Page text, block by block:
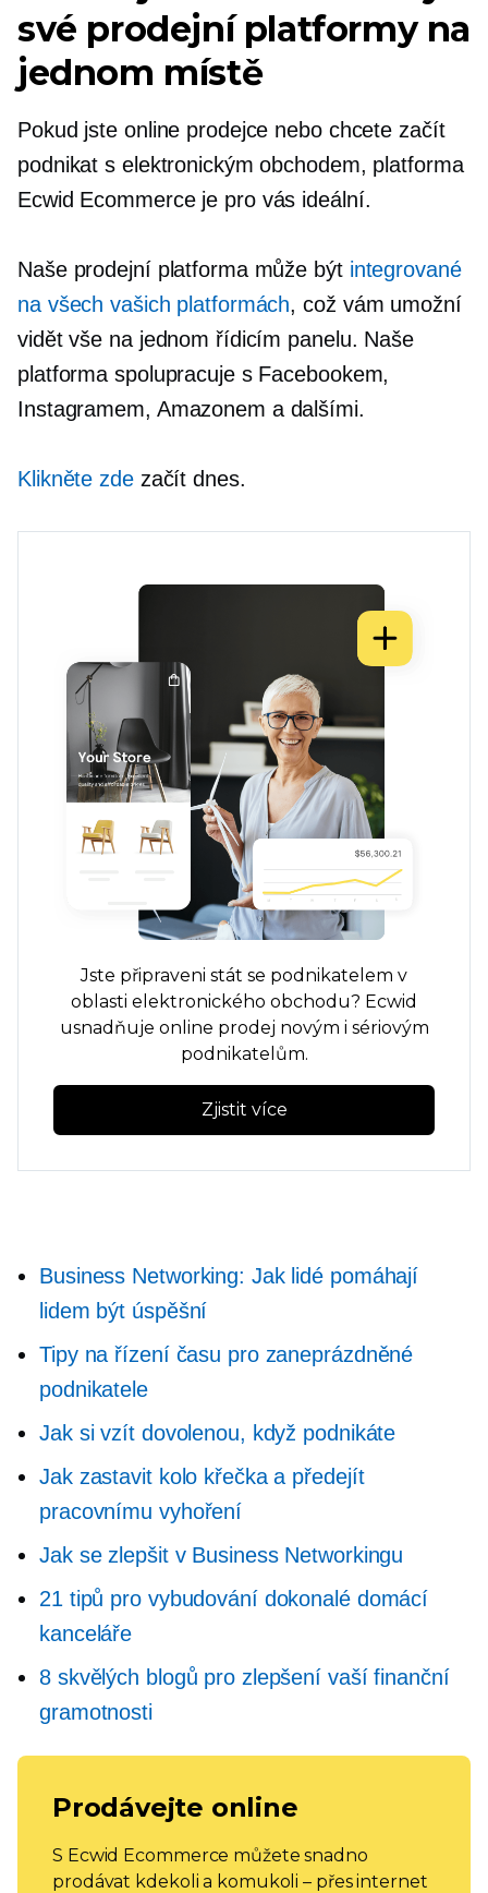
své prodejní platformy na
jednom místě
Pokud jste online prodejce nebo chcete začít
podnikat s elektronickým obchodem, platforma
Ecwid Ecommerce je pro vás ideální.
Naše prodejní platforma může být integrované
na všech vašich platformách, což vám umožní
vidět vše na jednom řídicím panelu. Naše
platforma spolupracuje s Facebookem,
Instagramem, Amazonem a dalšími.
Klikněte zdezačít dnes.
Jste připraveni stát se podnikatelem v
oblasti elektronického obchodu? Ecwid
usnadňuje online prodej novým i sériovým
podnikatelům.
Zjistit více
Business Networking: Jak lidé pomáhají
lidem být úspěšní
Tipy na řízení času pro zaneprázdněné
podnikatele
Jak si vzít dovolenou, když podnikáte
Jak zastavit kolo křečka a předejít
pracovnímu vyhoření
Jak se zlepšit v Business Networkingu
21 tipů pro vybudování dokonalé domácí
kanceláře
8 skvělých blogů pro zlepšení vaší finanční
gramotnosti
Prodávejte online
S Ecwid Ecommerce můžete snadno
prodávat kdekoli a komukoli – přes internet